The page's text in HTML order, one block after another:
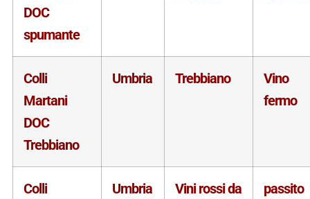
DOC
spumante
Colli
Martani
DOC
Trebbiano
Umbria Trebbiano
Vino
fermo
Colli
Umbria
Vini rossi da
passito